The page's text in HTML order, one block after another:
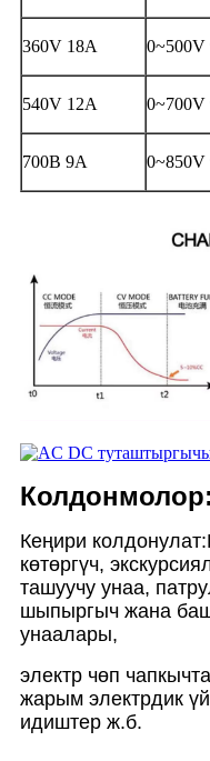
360V 18A 0~500V
540V 12A 0~700V
700В 9А 0~850V
Колдонмолор:
Кеңири колдонулат:
көтөргүч,
ташуучу унаа,
шыпыргыч жана
унаалары,
электр чөп
жарым электрдик
идиштер ж.б.